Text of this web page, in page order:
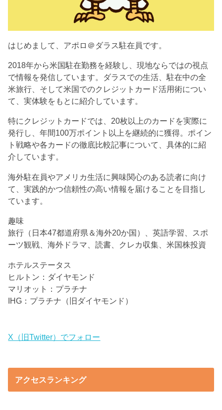
はじめまして、アポロ＠ダラス駐在員です。
2018年から米国駐在勤務を経験し、現地ならではの視点
で情報を発信しています。ダラスでの生活、駐在中の全
米旅行、そして米国でのクレジットカード活用術につい
て、実体験をもとに紹介しています。
特にクレジットカードでは、20枚以上のカードを実際に
発行し、年間100万ポイント以上を継続的に獲得。ポイン
ト戦略や各カードの徹底比較記事について、具体的に紹
介しています。
海外駐在員やアメリカ生活に興味関心のある読者に向け
て、実践的かつ信頼性の高い情報を届けることを目指し
ています。
趣味
旅行（日本47都道府県＆海外20か国）、英語学習、スポ
ーツ観戦、海外ドラマ、読書、クレカ収集、米国株投資
ホテルステータス
ヒルトン：ダイヤモンド
マリオット：プラチナ
IHG：プラチナ（旧ダイヤモンド）
X（旧Twitter）でフォロー
アクセスランキング